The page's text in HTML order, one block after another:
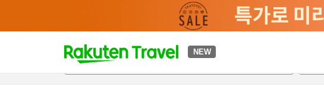
NEW
t
p
개요객실 & 숙박 상품이용 후기 편의 시설/서비스